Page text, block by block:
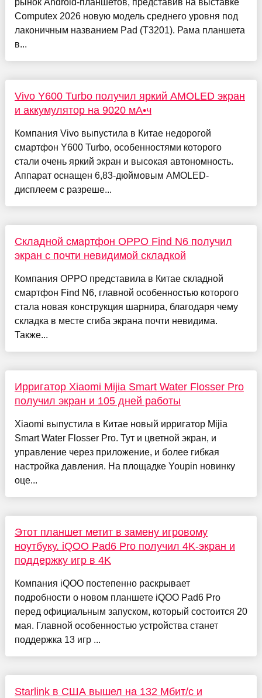
рынок Android-планшетов, представив на выставке
Computex 2026 новую модель среднего уровня под
лаконичным названием Pad (T3201). Рама планшета
в...
Vivo Y600 Turbo получил яркий AMOLED экран
и аккумулятор на 9020 мА•ч
Компания Vivo выпустила в Китае недорогой
смартфон Y600 Turbo, особенностями которого
стали очень яркий экран и высокая автономность.
Аппарат оснащен 6,83-дюймовым AMOLED-
дисплеем с разреше...
Складной смартфон OPPO Find N6 получил
экран с почти невидимой складкой
Компания OPPO представила в Китае складной
смартфон Find N6, главной особенностью которого
стала новая конструкция шарнира, благодаря чему
складка в месте сгиба экрана почти невидима.
Также...
Ирригатор Xiaomi Mijia Smart Water Flosser Pro
получил экран и 105 дней работы
Xiaomi выпустила в Китае новый ирригатор Mijia
Smart Water Flosser Pro. Тут и цветной экран, и
управление через приложение, и более гибкая
настройка давления. На площадке Youpin новинку
оце...
Этот планшет метит в замену игровому
ноутбуку. iQOO Pad6 Pro получил 4K-экран и
поддержку игр в 4K
Компания iQOO постепенно раскрывает
подробности о новом планшете iQOO Pad6 Pro
перед официальным запуском, который состоится 20
мая. Главной особенностью устройства станет
поддержка 13 игр ...
Starlink в США вышел на 132 Мбит/с и